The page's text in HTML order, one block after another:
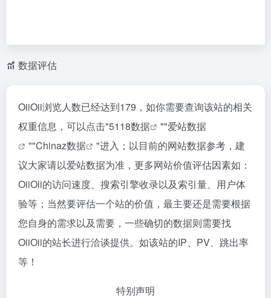
数据评估
OiiOii浏览人数已经达到179，如你需要查询该站的相关
权重信息，可以点击"5118数据 ""爱站数据
""Chinaz数据
"进入；以目前的网站数据参考，建
议大家请以爱站数据为准，更多网站价值评估因素如：
OiiOii的访问速度、搜索引擎收录以及索引量、用户体
验等；当然要评估一个站的价值，最主要还是需要根据
您自身的需求以及需要，一些确切的数据则需要找
OiiOii的站长进行洽谈提供。如该站的IP、PV、跳出率
等！
特别声明